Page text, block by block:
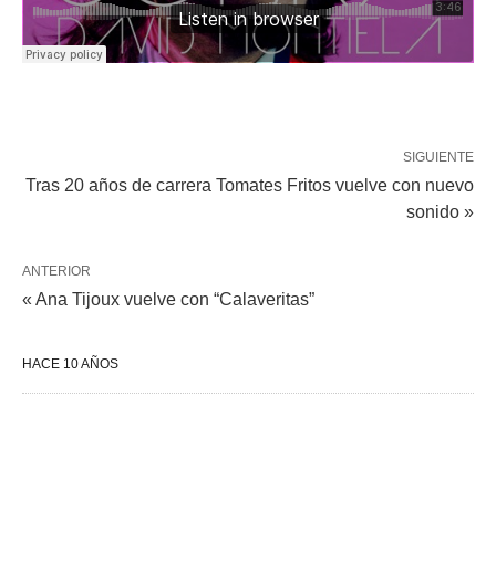
SIGUIENTE
Tras 20 años de carrera Tomates Fritos vuelve con nuevo
sonido »
ANTERIOR
« Ana Tijoux vuelve con “Calaveritas”
HACE 10 AÑOS